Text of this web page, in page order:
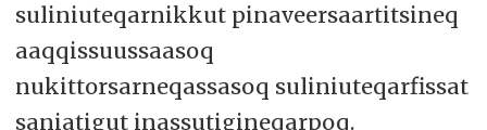
suliniuteqarnikkut pinaveersaartitsineq
aaqqissuussaasoq
nukittorsarneqassasoq suliniuteqarfissat
saniatigut inassutigineqarpoq.